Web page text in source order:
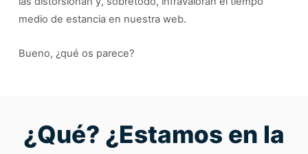
medio de estancia en nuestra web.
Bueno, ¿qué os parece?
¿Qué? ¿Estamos en la